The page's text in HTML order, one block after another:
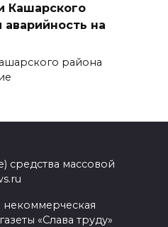
Кашарского
на
района
средства массовой
некоммерческая
«Слава труду»